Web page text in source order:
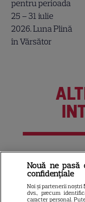
Nouă ne pasă
confidențiale
Noi și partenerii noștri
dvs., precum
caracter personal.